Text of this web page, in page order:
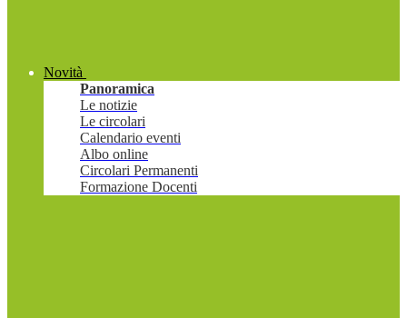
Novità
Panoramica
Le notizie
Le circolari
Calendario eventi
Albo online
Circolari Permanenti
Formazione Docenti